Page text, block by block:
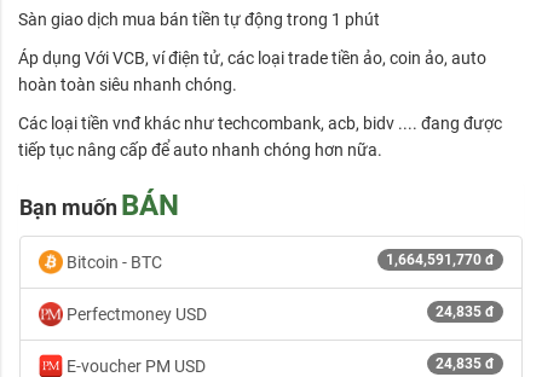
Sàn giao dịch mua bán tiền tự động trong 1 phút
Áp dụng Với VCB, ví điện tử, các loại trade tiền ảo, coin ảo, auto
hoàn toàn siêu nhanh chóng.
Các loại tiền vnđ khác như techcombank, acb, bidv .... đang được
tiếp tục nâng cấp để auto nhanh chóng hơn nữa.
Bạn muốnBÁN
Bitcoin - BTC 1,664,591,770 đ
Perfectmoney USD 24,835 đ
E-voucher PM USD 24,835 đ